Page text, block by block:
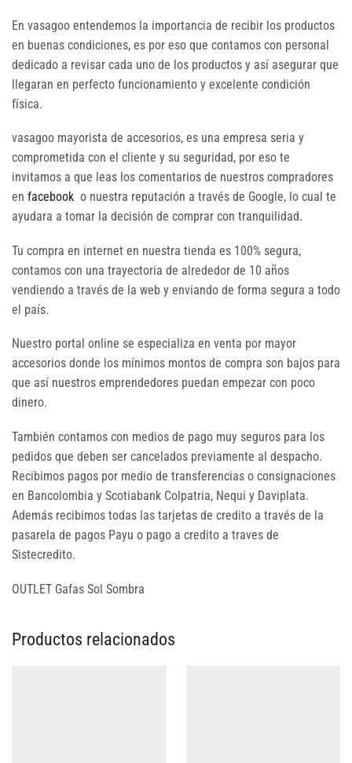
En vasagoo entendemos la importancia de recibir los productos
en buenas condiciones, es por eso que contamos con personal
dedicado a revisar cada uno de los productos y así asegurar que
llegaran en perfecto funcionamiento y excelente condición
física.
vasagoo mayorista de accesorios, es una empresa seria y
comprometida con el cliente y su seguridad, por eso te
invitamos a que leas los comentarios de nuestros compradores
en facebook o nuestra reputación a través de Google, lo cual te
ayudara a tomar la decisión de comprar con tranquilidad.
Tu compra en internet en nuestra tienda es 100% segura,
contamos con una trayectoria de alrededor de 10 años
vendiendo a través de la web y enviando de forma segura a todo
el país.
Nuestro portal online se especializa en venta por mayor
accesorios donde los mínimos montos de compra son bajos para
que así nuestros emprendedores puedan empezar con poco
dinero.
También contamos con medios de pago muy seguros para los
pedidos que deben ser cancelados previamente al despacho.
Recibimos pagos por medio de transferencias o consignaciones
en Bancolombia y Scotiabank Colpatria, Nequi y Daviplata.
Además recibimos todas las tarjetas de credito a través de la
pasarela de pagos Payu o pago a credito a traves de
Sistecredito.
OUTLET Gafas Sol Sombra
Productos relacionados